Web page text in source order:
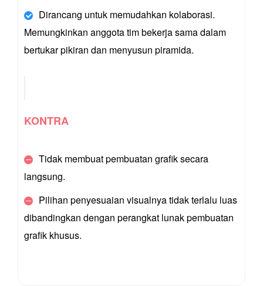
Dirancang untuk memudahkan kolaborasi.
Memungkinkan anggota tim bekerja sama dalam
bertukar pikiran dan menyusun piramida.
KONTRA
Tidak membuat pembuatan grafik secara
langsung.
Pilihan penyesuaian visualnya tidak terlalu luas
dibandingkan dengan perangkat lunak pembuatan
grafik khusus.